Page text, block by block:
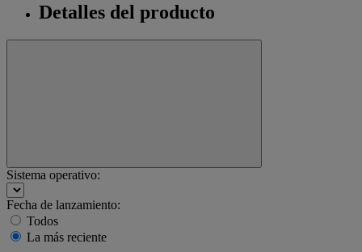
Detalles del producto
Sistema operativo:
Fecha de lanzamiento:
Todos
La más reciente